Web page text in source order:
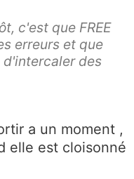
c'est que FREE
erreurs et que
des
a un moment ,
elle est cloisonné